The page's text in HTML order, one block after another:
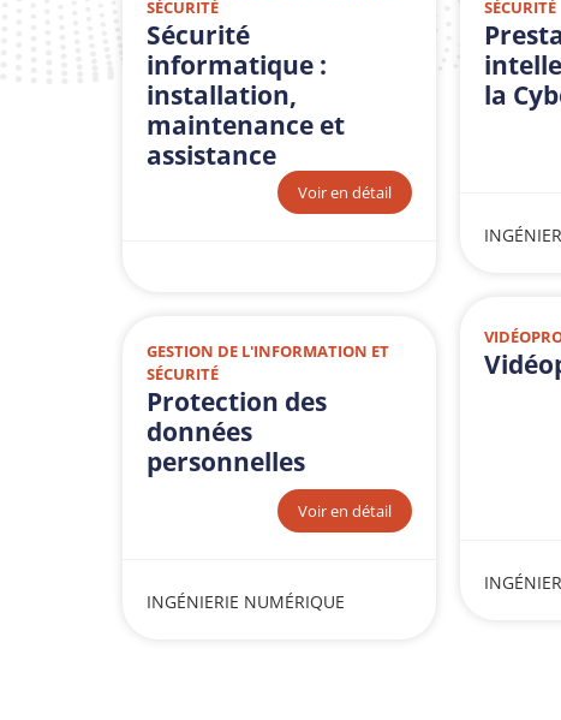
SÉCURITÉ
Sécurité
informatique :
installation,
maintenance et
assistance
Voir en détail
SÉCURITÉ
la
GESTION DE L'INFORMATION ET
SÉCURITÉ
Protection des
données
personnelles
Voir en détail
INGÉNIERIE NUMÉRIQUE